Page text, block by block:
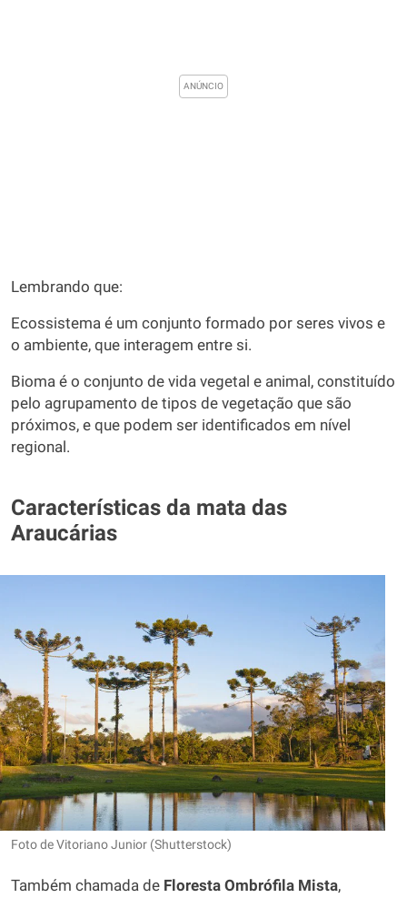
Lembrando que:
Ecossistema é um conjunto formado por seres vivos e
o ambiente, que interagem entre si.
Bioma é o conjunto de vida vegetal e animal, constituído
pelo agrupamento de tipos de vegetação que são
próximos, e que podem ser identificados em nível
regional.
Características da mata das
Araucárias
Foto de Vitoriano Junior (Shutterstock)
Também chamada de Floresta Ombrófila Mista,